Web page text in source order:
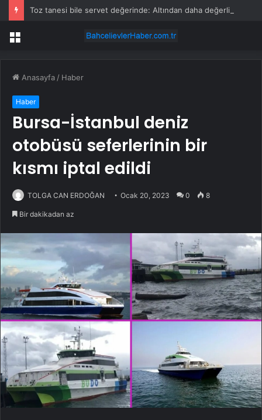
Menü
Anasayfa / Haber
Haber
Bursa-İstanbul deniz
otobüsü seferlerinin bir
kısmı iptal edildi
TOLGA CAN ERDOĞAN Ocak 20, 2023 0 8
Bir dakikadan az